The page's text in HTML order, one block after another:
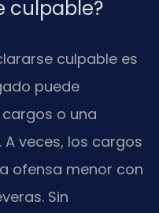
culpable?
culpable es
puede
o una
veces, los cargos
ofensa menor con
Sin